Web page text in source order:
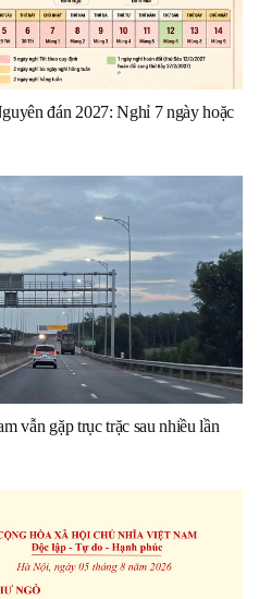
đán 2027: Nghỉ 7 ngày hoặc
vẫn gặp trục trặc sau nhiều lần